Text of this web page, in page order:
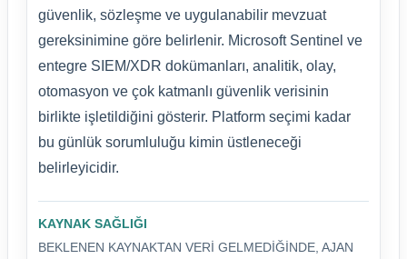
güvenlik, sözleşme ve uygulanabilir mevzuat
gereksinimine göre belirlenir. Microsoft Sentinel ve
entegre SIEM/XDR dokümanları, analitik, olay,
otomasyon ve çok katmanlı güvenlik verisinin
birlikte işletildiğini gösterir. Platform seçimi kadar
bu günlük sorumluluğu kimin üstleneceği
belirleyicidir.
KAYNAK SAĞLIĞI
BEKLENEN KAYNAKTAN VERI GELMEDIĞINDE, AJAN